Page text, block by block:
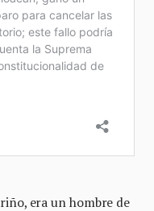
era un hombre de